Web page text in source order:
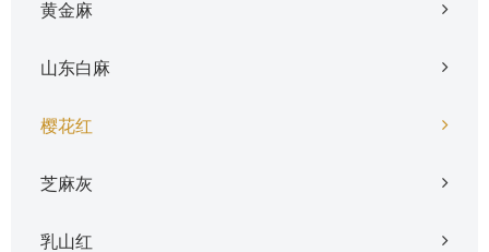
黄金麻
山东白麻
樱花红
芝麻灰
乳山红